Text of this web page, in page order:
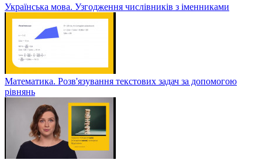
Українська мова. Узгодження числівників з іменниками
Математика. Розв'язування текстових задач за допомогою
рівнянь